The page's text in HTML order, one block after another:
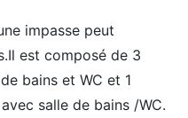
impasse peut
est composé de 3
bains et WC et 1
salle de bains /WC.